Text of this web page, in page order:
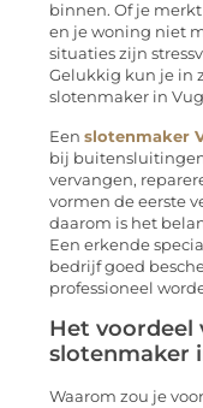
binnen. Of je
en je woning niet
situaties zijn
Gelukkig kun je in
slotenmaker in
Een slotenmaker
bij
vervangen,
vormen de eerste
daarom is het
Een erkende
bedrijf goed
professioneel
Het voordeel
slotenmaker
Waarom zou je